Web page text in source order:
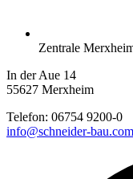
Zentrale
In der Aue 14
55627 Merxheim
Telefon: 06754 9200-0
info@schneider-bau.com